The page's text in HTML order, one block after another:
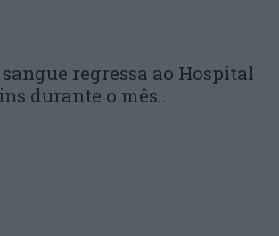
regressa ao Hospital
durante o mês...